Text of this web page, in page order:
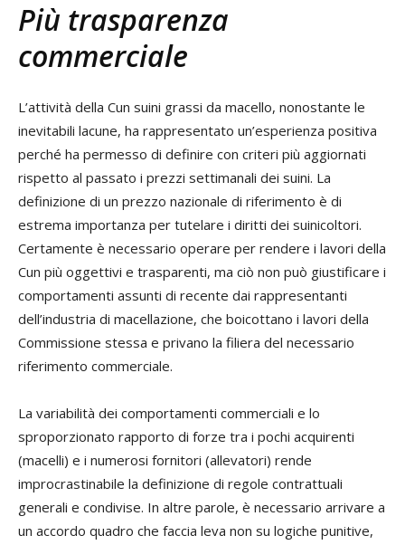
Più trasparenza
commerciale
L’attività della Cun suini grassi da macello, nonostante le
inevitabili lacune, ha rappresentato un’esperienza positiva
perché ha permesso di definire con criteri più aggiornati
rispetto al passato i prezzi settimanali dei suini. La
definizione di un prezzo nazionale di riferimento è di
estrema importanza per tutelare i diritti dei suinicoltori.
Certamente è necessario operare per rendere i lavori della
Cun più oggettivi e trasparenti, ma ciò non può giustificare i
comportamenti assunti di recente dai rappresentanti
dell’industria di macellazione, che boicottano i lavori della
Commissione stessa e privano la filiera del necessario
riferimento commerciale.
La variabilità dei comportamenti commerciali e lo
sproporzionato rapporto di forze tra i pochi acquirenti
(macelli) e i numerosi fornitori (allevatori) rende
improcrastinabile la definizione di regole contrattuali
generali e condivise. In altre parole, è necessario arrivare a
un accordo quadro che faccia leva non su logiche punitive,